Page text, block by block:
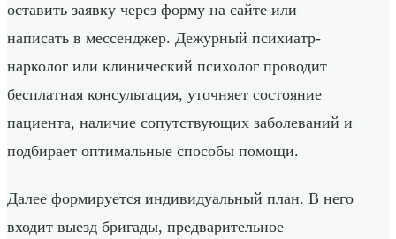
оставить заявку через форму на сайте или
написать в мессенджер. Дежурный психиатр-
нарколог или клинический психолог проводит
бесплатная консультация, уточняет состояние
пациента, наличие сопутствующих заболеваний и
подбирает оптимальные способы помощи.
Далее формируется индивидуальный план. В него
входит выезд бригады, предварительное